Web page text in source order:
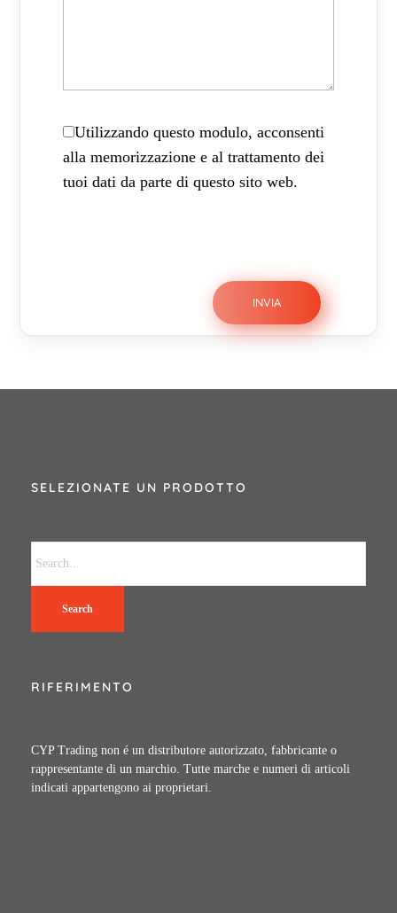
Utilizzando questo modulo, acconsenti
alla memorizzazione e al trattamento dei
tuoi dati da parte di questo sito web.
SELEZIONATE UN PRODOTTO
Search
RIFERIMENTO
CYP Trading non é un distributore autorizzato, fabbricante o
rappresentante di un marchio. Tutte marche e numeri di articoli
indicati appartengono ai proprietari.